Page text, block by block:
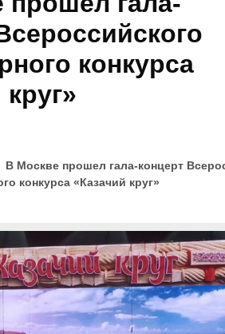
конкурса
В Москве прошел гала-концерт
конкурса «Казачий круг»